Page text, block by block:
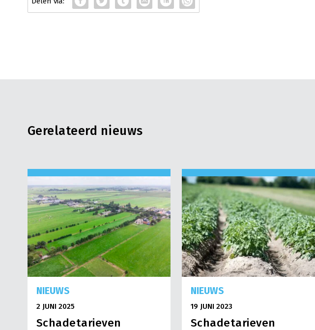
Gerelateerd nieuws
NIEUWS
2 JUNI 2025
Schadetarieven
NIEUWS
19 JUNI 2023
Schadetarieven